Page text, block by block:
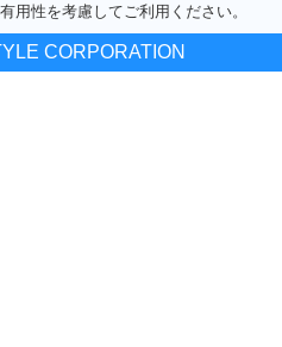
用性を考慮してご利用ください。
CORPORATION